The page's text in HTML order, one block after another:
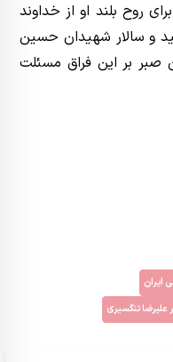
روح بلند او از خداوند
و سالار شهیدان حسین
صبر بر این فراق مسئلت
ایران
علیرضا تنگسیری